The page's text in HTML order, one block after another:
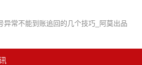
异常不能到账追回的几个技巧_阿莫出品